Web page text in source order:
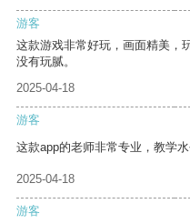
游客
这款游戏非常好玩，画面精美，
没有玩腻。
2025-04-18
游客
这款app的老师非常专业，教学
2025-04-18
游客